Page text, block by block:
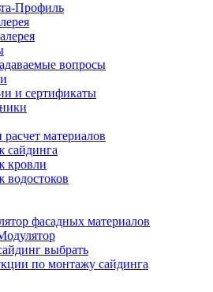
Профиль
вопросы
и сертификаты
расчет материалов
сайдинга
кровли
фасадных материалов
выбрать
по монтажу сайдинга